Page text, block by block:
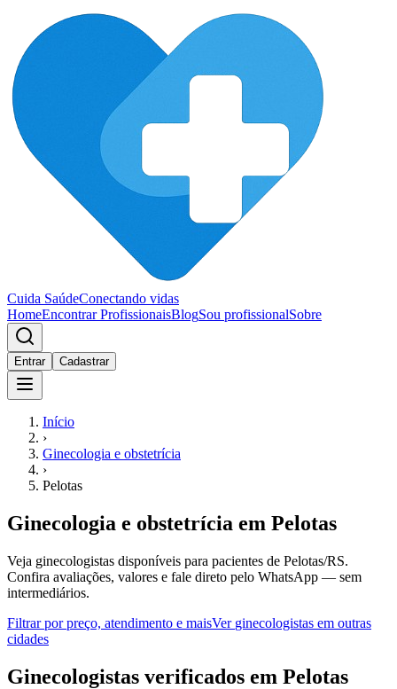
Cuida SaúdeConectando vidas
HomeEncontrar ProfissionaisBlogSou profissionalSobre
Entrar Cadastrar
Início
›
Ginecologia e obstetrícia
›
Pelotas
Ginecologia e obstetrícia em Pelotas
Veja ginecologistas disponíveis para pacientes de Pelotas/RS.
Confira avaliações, valores e fale direto pelo WhatsApp — sem
intermediários.
Filtrar por preço, atendimento e maisVer ginecologistas em outras
cidades
Ginecologistas verificados em Pelotas